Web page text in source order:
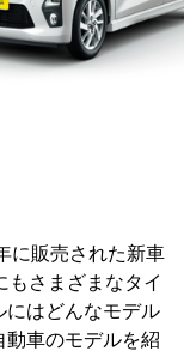
に販売された新車
もさまざまなタイ
にはどんなモデル
車のモデルを紹